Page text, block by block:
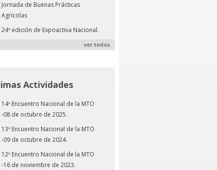
Jornada de Buenas Prácticas
Agrícolas
24ª edición de Expoactiva Nacional.
ver todos
Actividades
14º Encuentro Nacional de la MTO
-08 de octubre de 2025.
13º Encuentro Nacional de la MTO
-09 de octubre de 2024.
12º Encuentro Nacional de la MTO
-16 de noviembre de 2023.